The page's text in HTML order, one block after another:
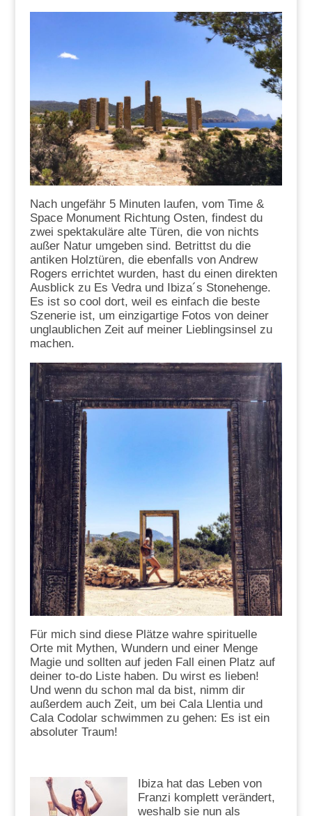
Nach ungefähr 5 Minuten laufen, vom Time &
Space Monument Richtung Osten, findest du
zwei spektakuläre alte Türen, die von nichts
außer Natur umgeben sind. Betrittst du die
antiken Holztüren, die ebenfalls von Andrew
Rogers errichtet wurden, hast du einen direkten
Ausblick zu Es Vedra und Ibiza´s Stonehenge.
Es ist so cool dort, weil es einfach die beste
Szenerie ist, um einzigartige Fotos von deiner
unglaublichen Zeit auf meiner Lieblingsinsel zu
machen.
Für mich sind diese Plätze wahre spirituelle
Orte mit Mythen, Wundern und einer Menge
Magie und sollten auf jeden Fall einen Platz auf
deiner to-do Liste haben. Du wirst es lieben!
Und wenn du schon mal da bist, nimm dir
außerdem auch Zeit, um bei Cala Llentia und
Cala Codolar schwimmen zu gehen: Es ist ein
absoluter Traum!
Ibiza hat das Leben von
Franzi komplett verändert,
weshalb sie nun als